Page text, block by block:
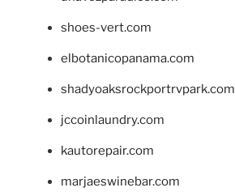
shoes-vert.com
elbotanicopanama.com
shadyoaksrockportrvpark.com
jccoinlaundry.com
kautorepair.com
marjaeswinebar.com